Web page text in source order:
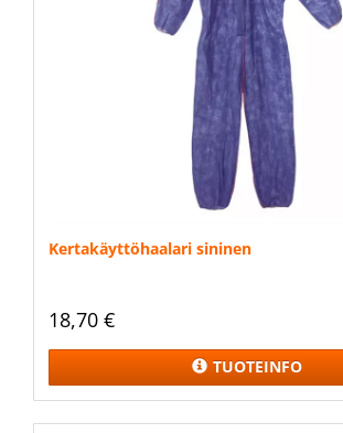
Kertakäyttöhaalari sininen
18,70 €
TUOTEINFO